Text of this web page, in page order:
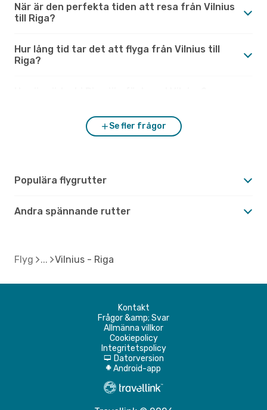
När är den perfekta tiden att resa från Vilnius
till Riga?
Hur lång tid tar det att flyga från Vilnius till
Riga?
Se fler frågor
Populära flygrutter
Andra spännande rutter
Flyg Vilnius - Riga
Kontakt
Frågor &amp; Svar
Allmänna villkor
Cookiepolicy
Integritetspolicy
d Datorversion
A Android-app